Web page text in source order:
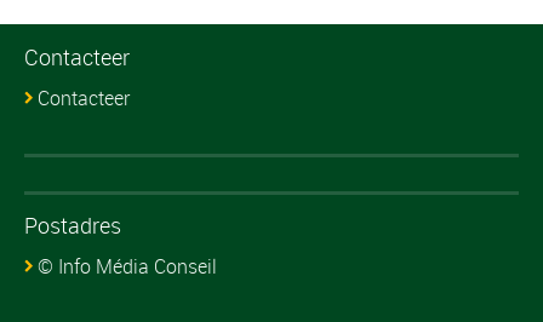
Contacteer
Contacteer
Postadres
© Info Média Conseil